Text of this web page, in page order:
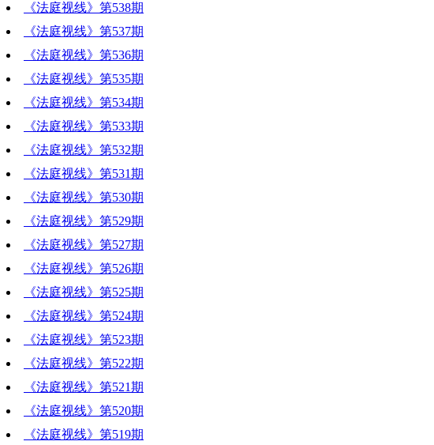
《法庭视线》第538期
《法庭视线》第537期
《法庭视线》第536期
《法庭视线》第535期
《法庭视线》第534期
《法庭视线》第533期
《法庭视线》第532期
《法庭视线》第531期
《法庭视线》第530期
《法庭视线》第529期
《法庭视线》第527期
《法庭视线》第526期
《法庭视线》第525期
《法庭视线》第524期
《法庭视线》第523期
《法庭视线》第522期
《法庭视线》第521期
《法庭视线》第520期
《法庭视线》第519期